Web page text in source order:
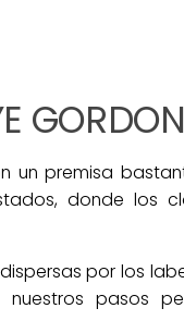
un premisa
donde los
por los
pasos